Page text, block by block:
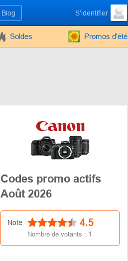
Blog S’identifier
Soldes Promos d'été
Codes promo actifs
Août 2026
Note 4.5
Nombre de votants : 1